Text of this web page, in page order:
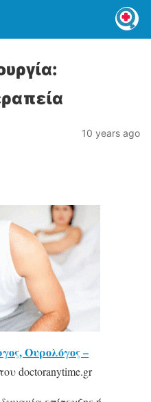
10 years ago
Ουρολόγος –
doctoranytime.gr